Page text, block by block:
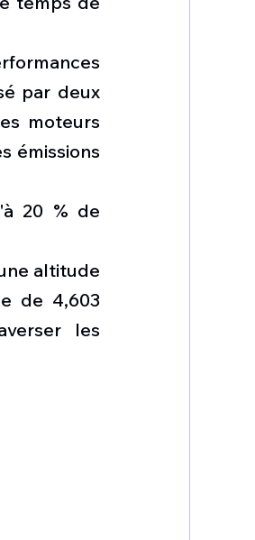
par deux
moteurs
émissions
20 % de
altitude
de 4,603
les